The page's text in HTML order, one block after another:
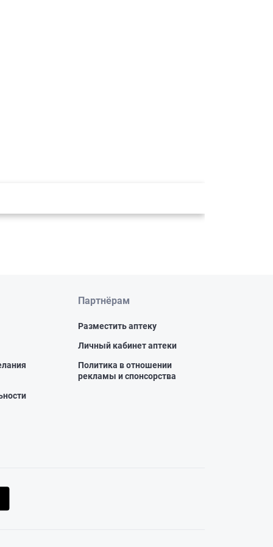
Партнёрам
Разместить аптеку
Личный кабинет аптеки
Политика в отношении
рекламы и спонсорства